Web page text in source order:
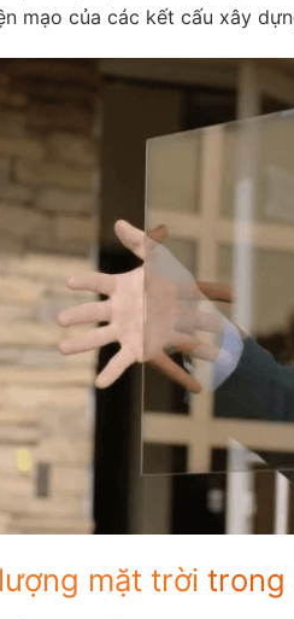
mạo của các kết cấu xây
mặt trời trong